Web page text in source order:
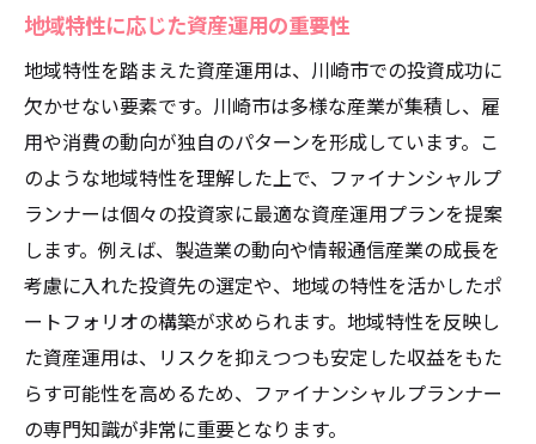
川崎市の多様なニーズに応える資産運用プラン
の探し方
個々のニーズに応じたプランニングの重要
性
多様化する資産運用ニーズへの対応策
ファイナンシャルプランナーの提案力を活
かす方法
川崎市の住民に適した運用プランの特徴
オーダーメイドの資産運用プランニング
ファイナンシャルプランナーが提供する柔
軟な選択肢
地域特性に応じた資産運用の重要性
地域特性を踏まえた資産運用は、川崎市での投資成功に
欠かせない要素です。川崎市は多様な産業が集積し、雇
用や消費の動向が独自のパターンを形成しています。こ
のような地域特性を理解した上で、ファイナンシャルプ
ランナーは個々の投資家に最適な資産運用プランを提案
します。例えば、製造業の動向や情報通信産業の成長を
考慮に入れた投資先の選定や、地域の特性を活かしたポ
ートフォリオの構築が求められます。地域特性を反映し
た資産運用は、リスクを抑えつつも安定した収益をもた
らす可能性を高めるため、ファイナンシャルプランナー
の専門知識が非常に重要となります。